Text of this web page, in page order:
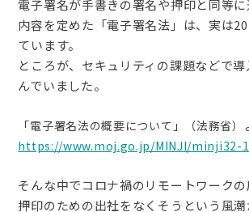
電子署名が手書きの署名や押印と同等
内容を定めた「電子署名法」は、実は
ています。
ところが、セキュリティの課題などで
んでいました。
「電子署名法の概要について」（法務省）
https://www.moj.go.jp/MINJI/minji32-
そんな中でコロナ禍のリモートワークの
押印のための出社をなくそうという風